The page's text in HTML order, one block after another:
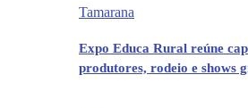
Tamarana
Expo Educa Rural reúne
produtores, rodeio e shows